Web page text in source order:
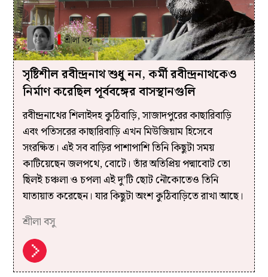
সৃষ্টিশীল রবীন্দ্রনাথ শুধু নন, কর্মী রবীন্দ্রনাথকেও
নির্মাণ করেছিল পূর্ববঙ্গের বাসস্থানগুলি
রবীন্দ্রনাথের শিলাইদহ কুঠিবাড়ি, সাজাদপুরের কাছারিবাড়ি
এবং পতিসরের কাছারিবাড়ি এখন মিউজিয়াম হিসেবে
সংরক্ষিত। এই সব বাড়ির পাশাপাশি তিনি কিছুটা সময়
কাটিয়েছেন জলপথে, বোটে। তাঁর অতিপ্রিয় পদ্মাবোট তো
ছিলই চঞ্চলা ও চপলা এই দু’টি ছোট নৌকোতেও তিনি
যাতায়াত করেছেন। যার কিছুটা অংশ কুঠিবাড়িতে রাখা আছে।
শ্রীলা বসু